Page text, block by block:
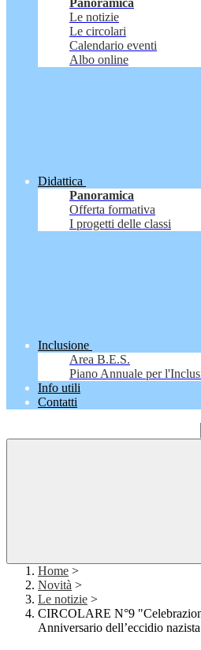
Panoramica
Le notizie
Le circolari
Calendario eventi
Albo online
Didattica
Panoramica
Offerta formativa
I progetti delle classi
Inclusione
Area B.E.S.
Piano Annuale per
Info utili
Contatti
Home >
Novità >
Le notizie >
CIRCOLARE N°9
Anniversario dell’eccidio